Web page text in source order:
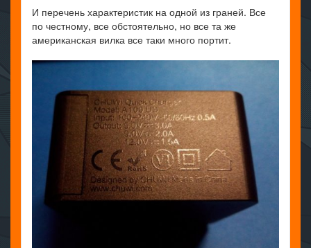
И перечень характеристик на одной из граней. Все
по честному, все обстоятельно, но все та же
американская вилка все таки много портит.